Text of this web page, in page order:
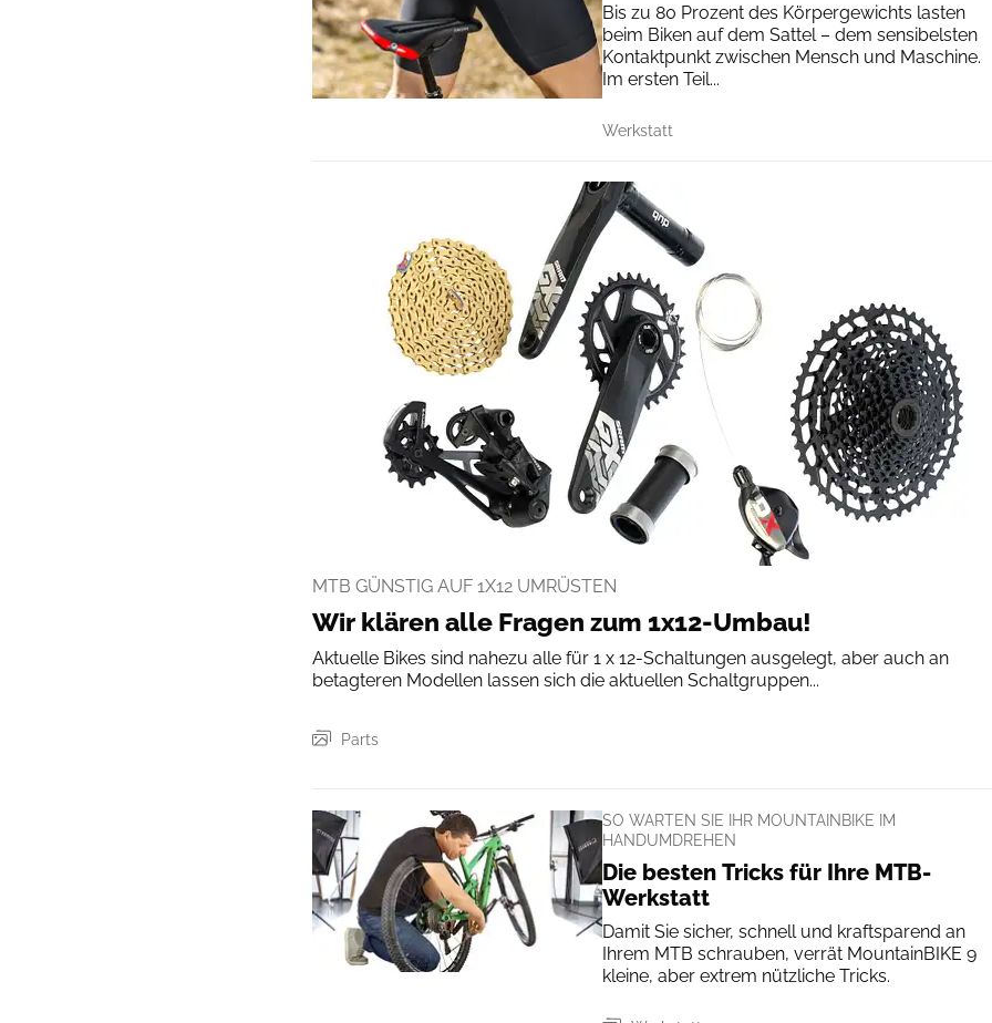
Bis zu 80 Prozent des Körpergewichts lasten
beim Biken auf dem Sattel – dem sensibelsten
Kontaktpunkt zwischen Mensch und Maschine.
Im ersten Teil...
Werkstatt
MTB GÜNSTIG AUF 1X12 UMRÜSTEN
Wir klären alle Fragen zum 1x12-Umbau!
Aktuelle Bikes sind nahezu alle für 1 x 12-Schaltungen ausgelegt, aber auch an
betagteren Modellen lassen sich die aktuellen Schaltgruppen...
Parts
SO WARTEN SIE IHR MOUNTAINBIKE IM
HANDUMDREHEN
Die besten Tricks für Ihre MTB-
Werkstatt
Damit Sie sicher, schnell und kraftsparend an
Ihrem MTB schrauben, verrät MountainBIKE 9
kleine, aber extrem nützliche Tricks.